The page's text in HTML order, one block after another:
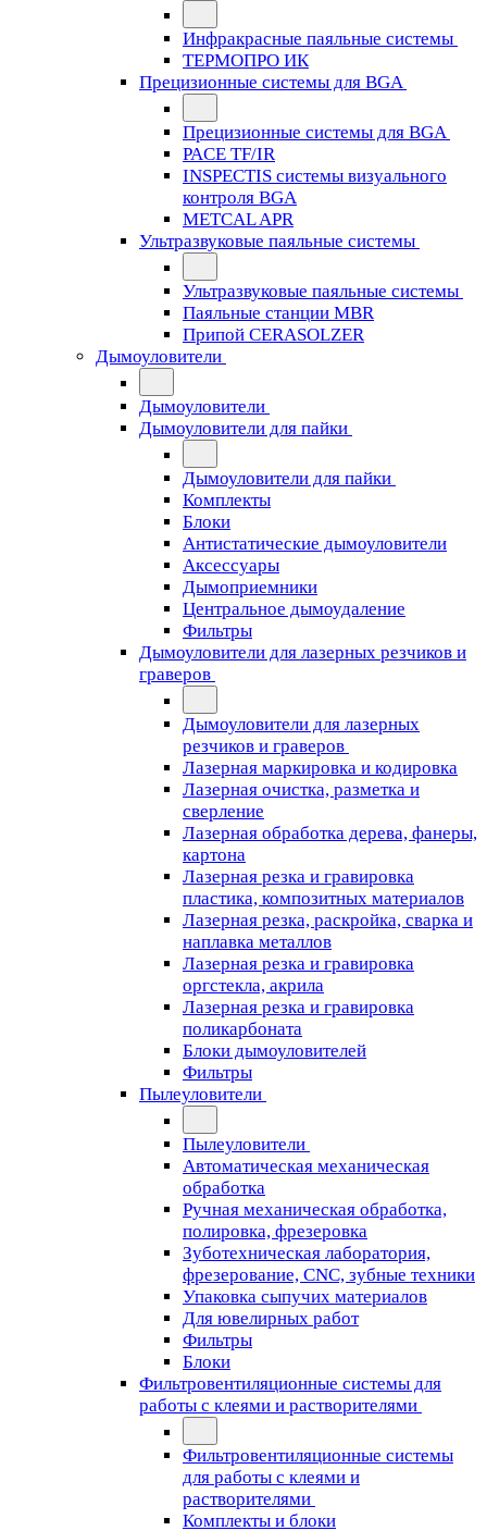
Инфракрасные паяльные системы
ТЕРМОПРО ИК
Прецизионные системы для BGA
Прецизионные системы для BGA
PACE TF/IR
INSPECTIS системы визуального
контроля BGA
METCAL APR
Ультразвуковые паяльные системы
Ультразвуковые паяльные системы
Паяльные станции MBR
Припой CERASOLZER
Дымоуловители
Дымоуловители
Дымоуловители для пайки
Дымоуловители для пайки
Комплекты
Блоки
Антистатические дымоуловители
Аксессуары
Дымоприемники
Центральное дымоудаление
Фильтры
Дымоуловители для лазерных резчиков и
граверов
Дымоуловители для лазерных
резчиков и граверов
Лазерная маркировка и кодировка
Лазерная очистка, разметка и
сверление
Лазерная обработка дерева, фанеры,
картона
Лазерная резка и гравировка
пластика, композитных материалов
Лазерная резка, раскройка, сварка и
наплавка металлов
Лазерная резка и гравировка
оргстекла, акрила
Лазерная резка и гравировка
поликарбоната
Блоки дымоуловителей
Фильтры
Пылеуловители
Пылеуловители
Автоматическая механическая
обработка
Ручная механическая обработка,
полировка, фрезеровка
Зуботехническая лаборатория,
фрезерование, CNC, зубные техники
Упаковка сыпучих материалов
Для ювелирных работ
Фильтры
Блоки
Фильтровентиляционные системы для
работы с клеями и растворителями
Фильтровентиляционные системы
для работы с клеями и
растворителями
Комплекты и блоки